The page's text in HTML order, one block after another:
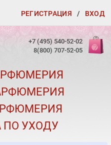
РЕГИСТРАЦИЯ / ВХОД
ЗАКАЗАМ
+7 (495) 540-52-02
8(800) 707-52-05
ПО УХОДУ